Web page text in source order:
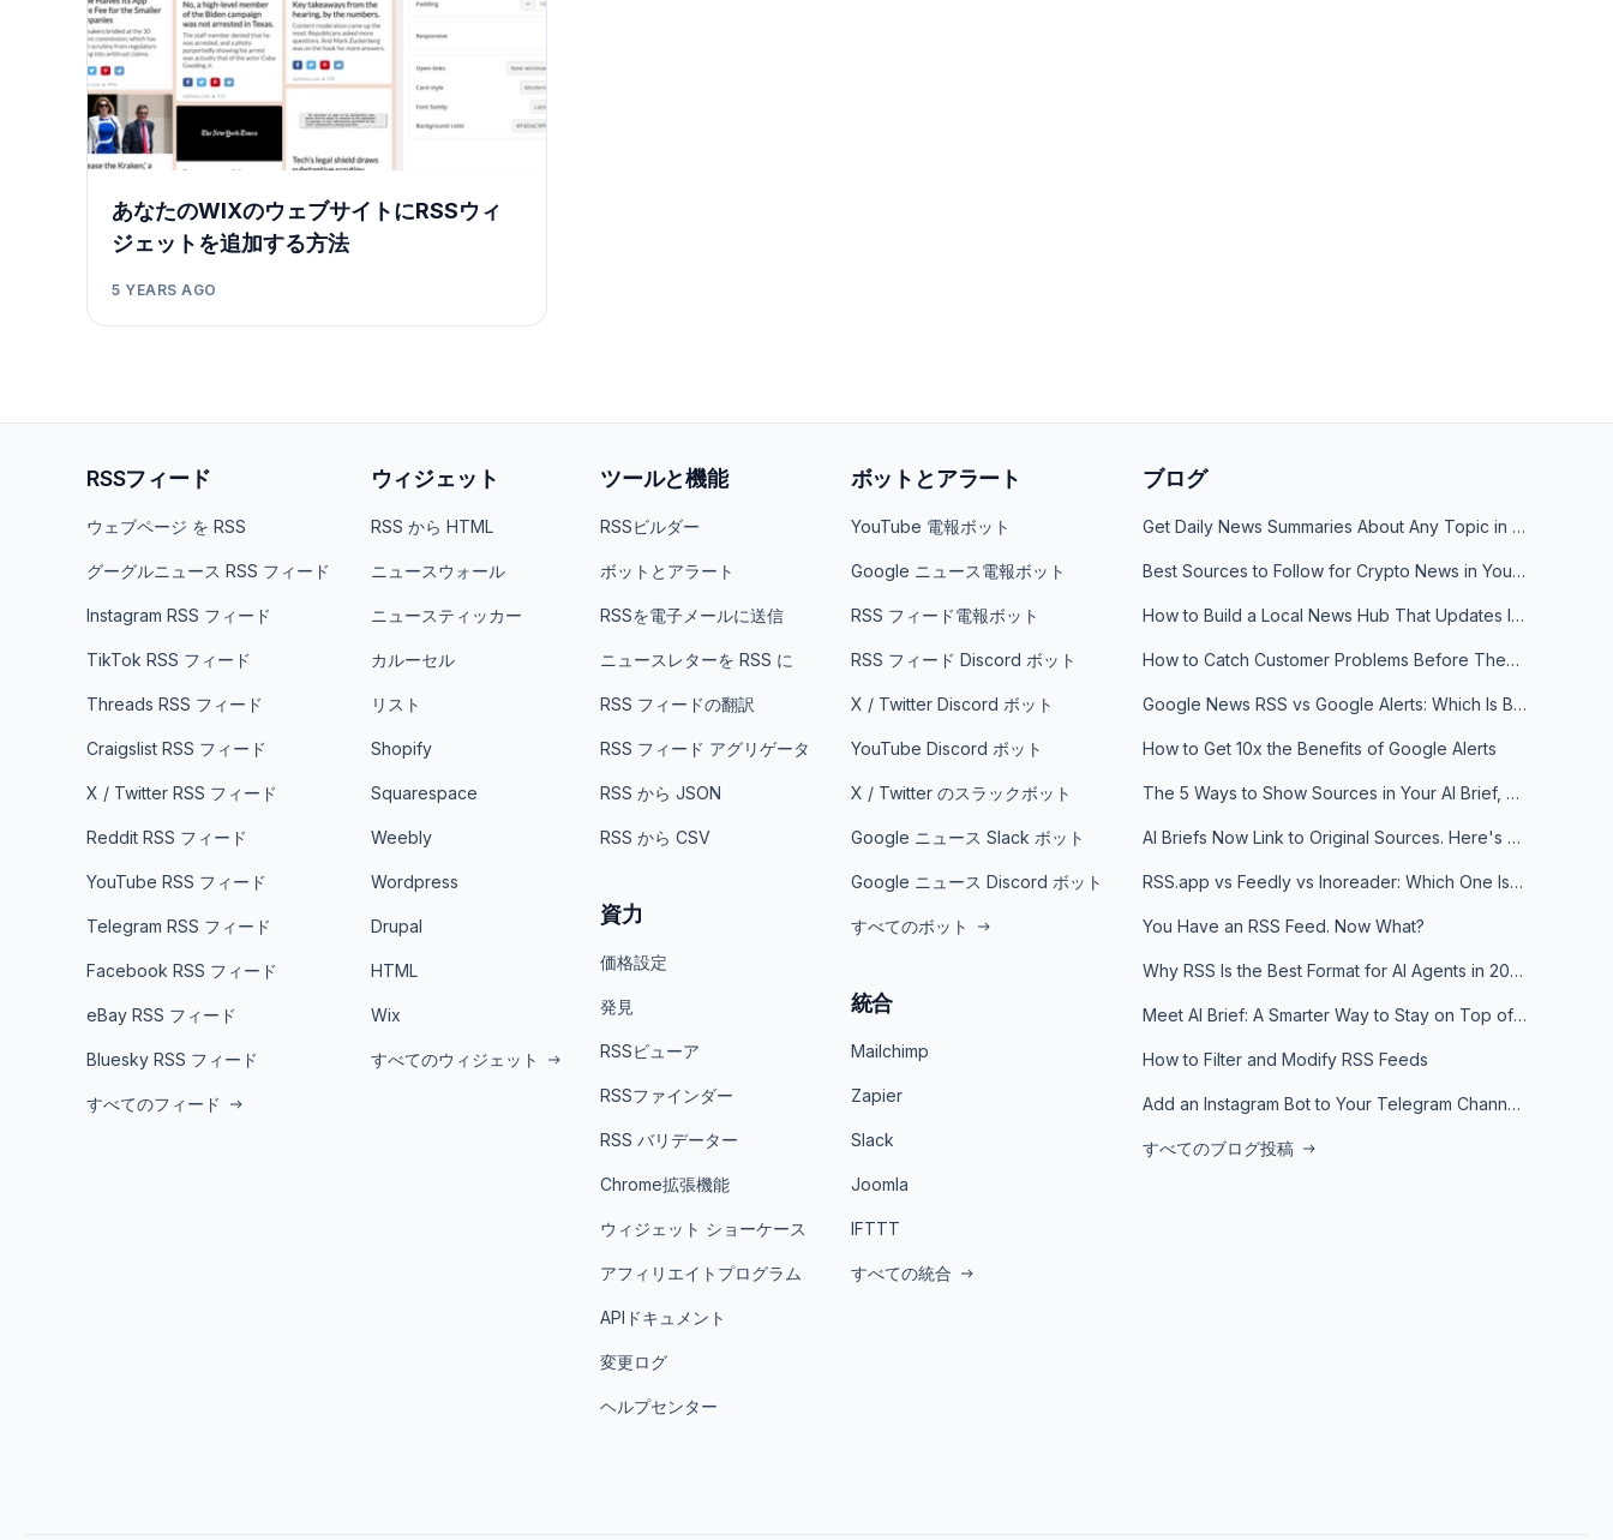
あなたのWIXのウェブサイトにRSSウィ
ジェットを追加する方法
5 YEARS AGO
RSSフィード
ウェブページ を RSS
グーグルニュース RSS フィード
Instagram RSS フィード
TikTok RSS フィード
Threads RSS フィード
Craigslist RSS フィード
X / Twitter RSS フィード
Reddit RSS フィード
YouTube RSS フィード
Telegram RSS フィード
Facebook RSS フィード
eBay RSS フィード
Bluesky RSS フィード
すべてのフィード
ウィジェット
RSS から HTML
ニュースウォール
ニュースティッカー
カルーセル
リスト
Shopify
Squarespace
Weebly
Wordpress
Drupal
HTML
Wix
すべてのウィジェット
ツールと機能
RSSビルダー
ボットとアラート
RSSを電子メールに送信
ニュースレターを RSS に
RSS フィードの翻訳
RSS フィード アグリゲータ
RSS から JSON
RSS から CSV
資力
価格設定
発見
RSSビューア
RSSファインダー
RSS バリデーター
Chrome拡張機能
ウィジェット ショーケース
アフィリエイトプログラム
APIドキュメント
変更ログ
ヘルプセンター
ボットとアラート
YouTube 電報ボット
Google ニュース電報ボット
RSS フィード電報ボット
RSS フィード Discord ボット
X / Twitter Discord ボット
YouTube Discord ボット
X / Twitter のスラックボット
Google ニュース Slack ボット
Google ニュース Discord ボット
すべてのボット
統合
Mailchimp
Zapier
Slack
Joomla
IFTTT
すべての統合
ブログ
Get Daily News Summaries About Any Topic in Telegram, Discord, Slack, and Email
Best Sources to Follow for Crypto News in Your Reader (2026)
How to Build a Local News Hub That Updates Itself
How to Catch Customer Problems Before They Become Support Tickets
Google News RSS vs Google Alerts: Which Is Better for News Monitoring?
How to Get 10x the Benefits of Google Alerts
The 5 Ways to Show Sources in Your AI Brief, And When to Use Each
AI Briefs Now Link to Original Sources. Here's Why It Matters
RSS.app vs Feedly vs Inoreader: Which One Is Actually Right for You?
You Have an RSS Feed. Now What?
Why RSS Is the Best Format for AI Agents in 2026
Meet AI Brief: A Smarter Way to Stay on Top of Information
How to Filter and Modify RSS Feeds
Add an Instagram Bot to Your Telegram Channel, Group, or Topic
すべてのブログ投稿